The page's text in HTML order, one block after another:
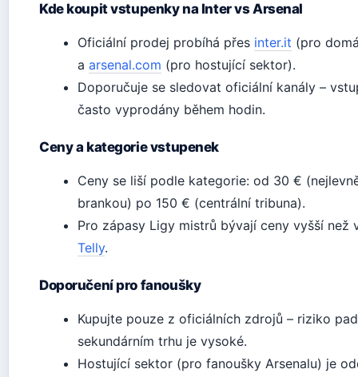
Kde koupit vstupenky na Inter vs Arsenal
Oficiální prodej probíhá přes inter.it (pro
a arsenal.com (pro hostující sektor).
Doporučuje se sledovat oficiální kanály –
často vyprodány během hodin.
Ceny a kategorie vstupenek
Ceny se liší podle kategorie: od 30 €
brankou) po 150 € (centrální tribuna).
Pro zápasy Ligy mistrů bývají ceny vyšší než
Telly.
Doporučení pro fanoušky
Kupujte pouze z oficiálních zdrojů – riziko
sekundárním trhu je vysoké.
Hostující sektor (pro fanoušky Arsenalu) je